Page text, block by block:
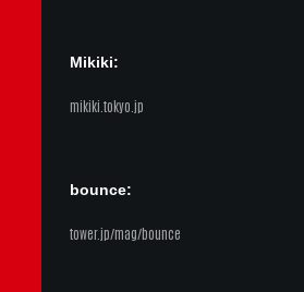
Mikiki:
mikiki.tokyo.jp
bounce:
tower.jp/mag/bounce